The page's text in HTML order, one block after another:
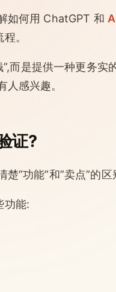
如何用 ChatGPT 和
。
而是提供一种更务
感兴趣。
证?
”功能”和”卖点”的区
功能: